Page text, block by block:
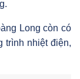
Long còn có
trình nhiệt điện,